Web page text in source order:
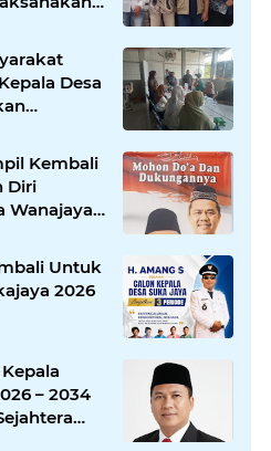
Desa
Untuk
Kembali
Diri
Wanajaya
2026
– 2034